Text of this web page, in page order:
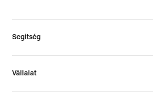
Segítség
Vállalat